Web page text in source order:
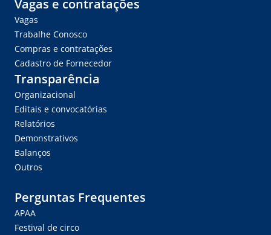
Vagas e contratações
Vagas
Trabalhe Conosco
Compras e contratações
Cadastro de Fornecedor
Transparência
Organizacional
Editais e convocatórias
Relatórios
Demonstrativos
Balanços
Outros
Perguntas Frequentes
APAA
Festival de circo